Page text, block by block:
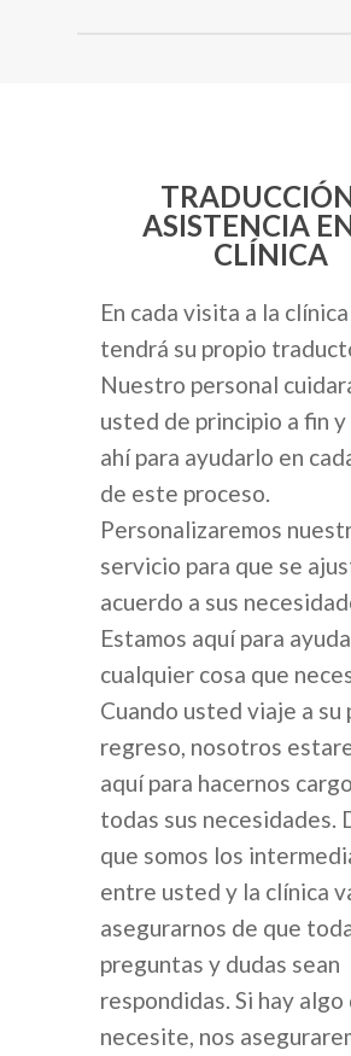
ASISTENCIA
CLÍNICA
En cada visita a la
tendrá su propio
Nuestro personal
usted de principio a fin
ahí para ayudarlo en
de este proceso.
Personalizaremos
servicio para que se
acuerdo a sus
Estamos aquí para
cualquier cosa que
Cuando usted viaje a su
regreso, nosotros
aquí para hacernos
todas sus necesidades.
que somos los
entre usted y la clínica
asegurarnos de que
preguntas y dudas sean
respondidas. Si hay algo
necesite, nos